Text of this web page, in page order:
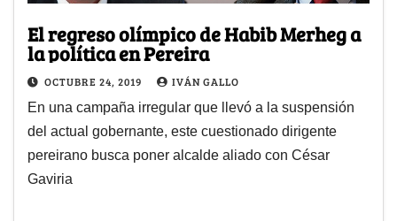
El regreso olímpico de Habib Merheg a
la política en Pereira
OCTUBRE 24, 2019 IVÁN GALLO
En una campaña irregular que llevó a la suspensión
del actual gobernante, este cuestionado dirigente
pereirano busca poner alcalde aliado con César
Gaviria